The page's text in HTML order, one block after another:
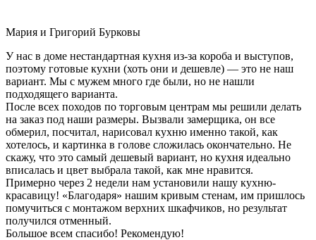
Мария и Григорий Бурковы
У нас в доме нестандартная кухня из-за короба и выступов,
поэтому готовые кухни (хоть они и дешевле) — это не наш
вариант. Мы с мужем много где были, но не нашли
подходящего варианта.
После всех походов по торговым центрам мы решили делать
на заказ под наши размеры. Вызвали замерщика, он все
обмерил, посчитал, нарисовал кухню именно такой, как
хотелось, и картинка в голове сложилась окончательно. Не
скажу, что это самый дешевый вариант, но кухня идеально
вписалась и цвет выбрала такой, как мне нравится.
Примерно через 2 недели нам установили нашу кухню-
красавицу! «Благодаря» нашим кривым стенам, им пришлось
помучиться с монтажом верхних шкафчиков, но результат
получился отменный.
Большое всем спасибо! Рекомендую!